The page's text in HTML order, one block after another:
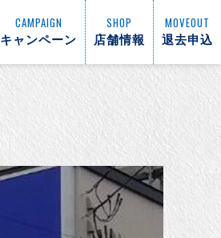
CAMPAIGN
キャンペーン
SHOP
店舗情報
MOVEOUT
退去申込